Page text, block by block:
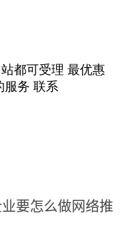
要怎么做网络推